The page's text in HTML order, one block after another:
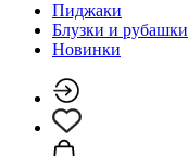
Пиджаки
Блузки и рубашки
Новинки